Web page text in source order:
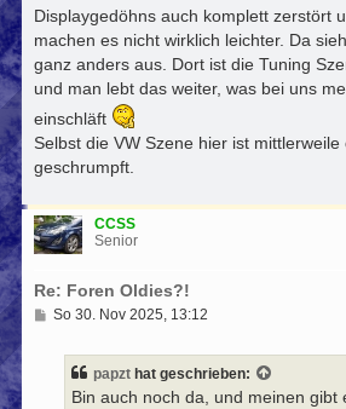
Displaygedöhns auch komplett zerstört
machen es nicht wirklich leichter. Da
ganz anders aus. Dort ist die Tuning
und man lebt das weiter, was bei uns
einschläft
Selbst die VW Szene hier ist
geschrumpft.
CCSS
Senior
Re: Foren Oldies?!
BSo 30. Nov 2025, 13:12
papzt hat geschrieben:
Bin auch noch da, und meinen gibt